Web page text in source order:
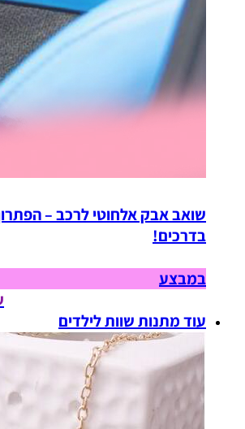
שואב אבק אלחוטי לרכב –
בדרכים!
במבצע
עוד מתנות שוות לילדים